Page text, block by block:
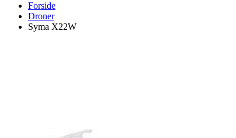
Forside
Droner
Syma X22W